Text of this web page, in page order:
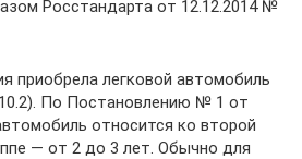
Росстандарта от 12.12.2014 №
приобрела легковой автомобиль
По Постановлению № 1 от
относится ко второй
— от 2 до 3 лет. Обычно для